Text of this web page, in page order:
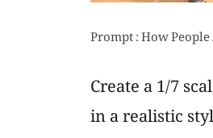
Prompt : How
Create a 1/7
in a realistic